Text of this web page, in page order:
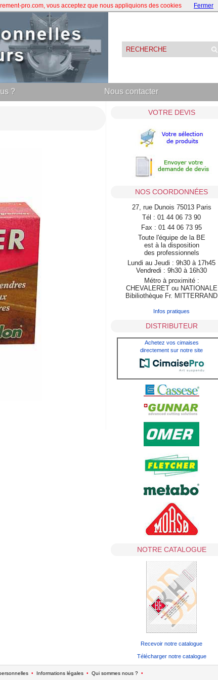
? Nous contacter
VOTRE DEVIS
NOS COORDONNÉES
27, rue Dunois 75013 Paris
Tél : 01 44 06 73 90
Fax : 01 44 06 73 95
Toute l'équipe de la BE
est à la disposition
des professionnels
Lundi au Jeudi : 9h30 à 17h45
Vendredi : 9h30 à 16h30
Métro à proximité :
CHEVALERET ou NATIONALE
Bibiliothèque Fr. MITTERRAND
Infos pratiques
DISTRIBUTEUR
Achetez vos cimaises
directement sur notre site
NOTRE CATALOGUE
Recevoir notre catalogue
Télécharger notre catalogue
• Informations légales • Qui sommes nous ? •
pro.com, vous acceptez que nous appliquions des cookies Fermer